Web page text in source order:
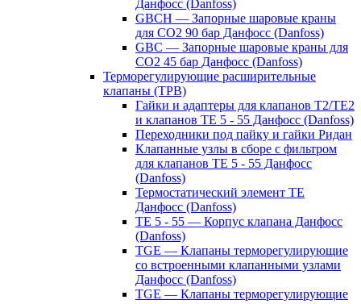
Данфосс (Danfoss)
GBCH — Запорные шаровые краны
для CO2 90 бар Данфосс (Danfoss)
GBC — Запорные шаровые краны для
CO2 45 бар Данфосс (Danfoss)
Терморегулирующие расширительные
клапаны (ТРВ)
Гайки и адаптеры для клапанов T2/TE2
и клапанов TE 5 - 55 Данфосс (Danfoss)
Переходники под пайку и гайки Ридан
Клапанные узлы в сборе с фильтром
для клапанов TE 5 - 55 Данфосс
(Danfoss)
Термостатический элемент TE
Данфосс (Danfoss)
TE 5 - 55 — Корпус клапана Данфосс
(Danfoss)
TGE — Клапаны терморегулирующие
со встроенными клапанными узлами
Данфосс (Danfoss)
TGE — Клапаны терморегулирующие